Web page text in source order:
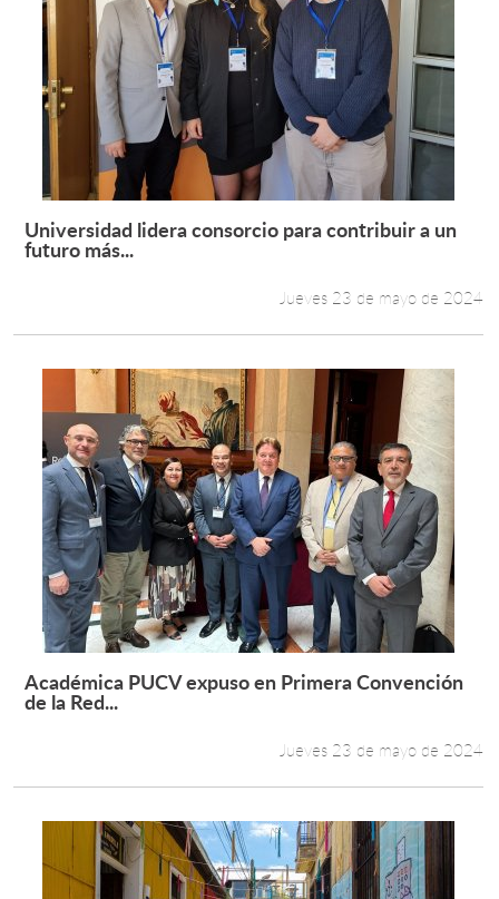
Leer más +
Universidad lidera consorcio para contribuir a un
futuro más...
Jueves 23 de mayo de 2024
Leer más +
Académica PUCV expuso en Primera Convención
de la Red...
Jueves 23 de mayo de 2024